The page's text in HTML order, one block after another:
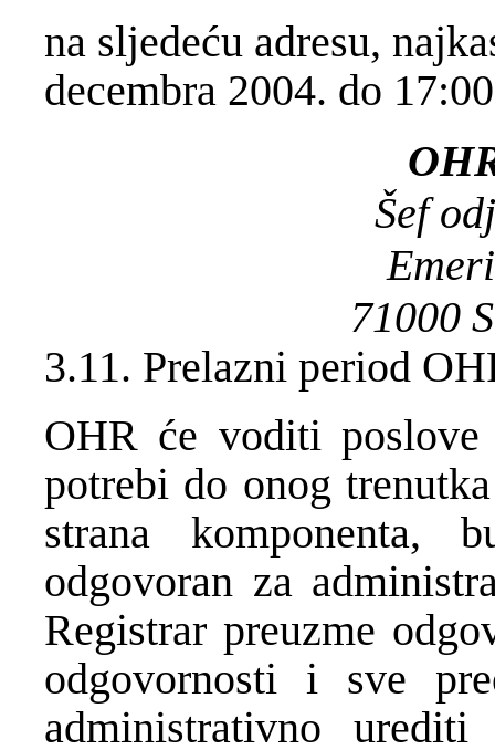
na sljedeću adresu,
decembra 2004. do 17:00
Šef
71000
3.11. Prelazni period
OHR će voditi poslove
potrebi do onog
strana komponenta,
odgovoran za
Registrar preuzme
odgovornosti i sve
administrativno